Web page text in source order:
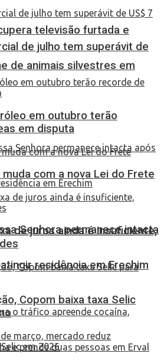
televisão furtada e
de animais silvestres em
Senhora permanece intacta
residência em Erechim
de julho tem superávit de
em outubro terão
em disputa
com a nova Lei do Frete
de juros ainda é insuficiente,
Copom baixa taxa Selic